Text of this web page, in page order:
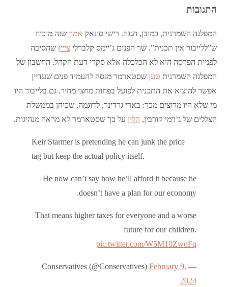
התגובות
המפלגה השמרנית, כמובן, חגגה. רישי סונאק אמר שזה מוכיח
ש”ללייבור אין תכנית”. שר הפנים ג’יימס קלברליצייץ שהסיבה
לפניית הפרסה היא לא הכלכלה אלא סקרי דעת הקהל. החשבון של
המפלגה השמרנית טען שסטארמר מנסה להעמיד פנים שעדיין
אפשר להוציא את התכנית לפועל בפחות מחצי מחיר. גם בלייבור היו
מי שלא היו מרוצים מכך: בארי גרדינר, לדוגמה, שכיהן בממשלת
הצללים של ג’רמי קורבין, הלין על כך שסטארמר לא מראה מנהיגות.
Keir Starmer is pretending he can junk the price
tag but keep the actual policy itself.
He now can’t say how he’ll afford it because he
doesn’t have a plan for our economy.
That means higher taxes for everyone and a worse
future for our children.
pic.twitter.com/W5M10ZwoFq
— Conservatives (@Conservatives)
February 9,
2024